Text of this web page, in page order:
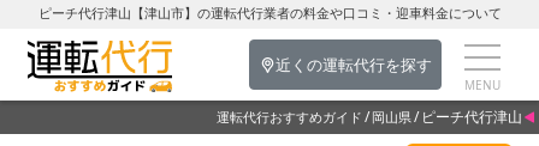
ピーチ代行津山【津山市】の運転代行業者の料金や口コミ・迎車料金について
近くの運転代行を探す
運転代行おすすめガイド 岡山県 ピーチ代行津山